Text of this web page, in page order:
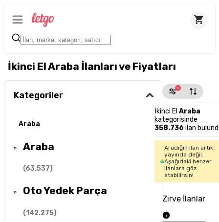
İkinci El Araba İlanları ve Fiyatları
Kategoriler
Araba
Araba
(63.537)
Oto Yedek Parça
(142.275)
1
İkinci El Araba
kategorisinde
358.736 ilan
Aradığın ilan artık
yayında değil.
Aşağıdaki benzer
ilanlara göz
atabilirsin!
Zirve İlanlar